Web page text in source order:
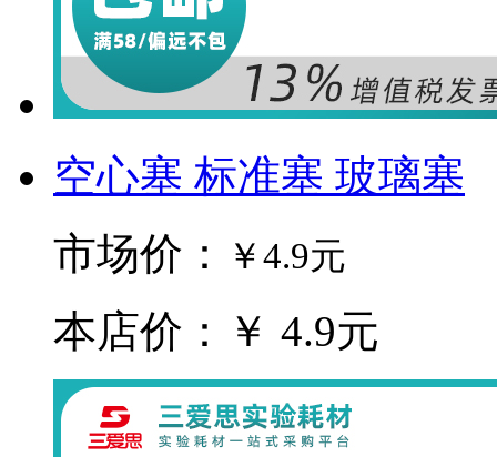
空心塞 标准塞 玻璃塞
市场价：
￥4.9元
本店价：￥ 4.9元